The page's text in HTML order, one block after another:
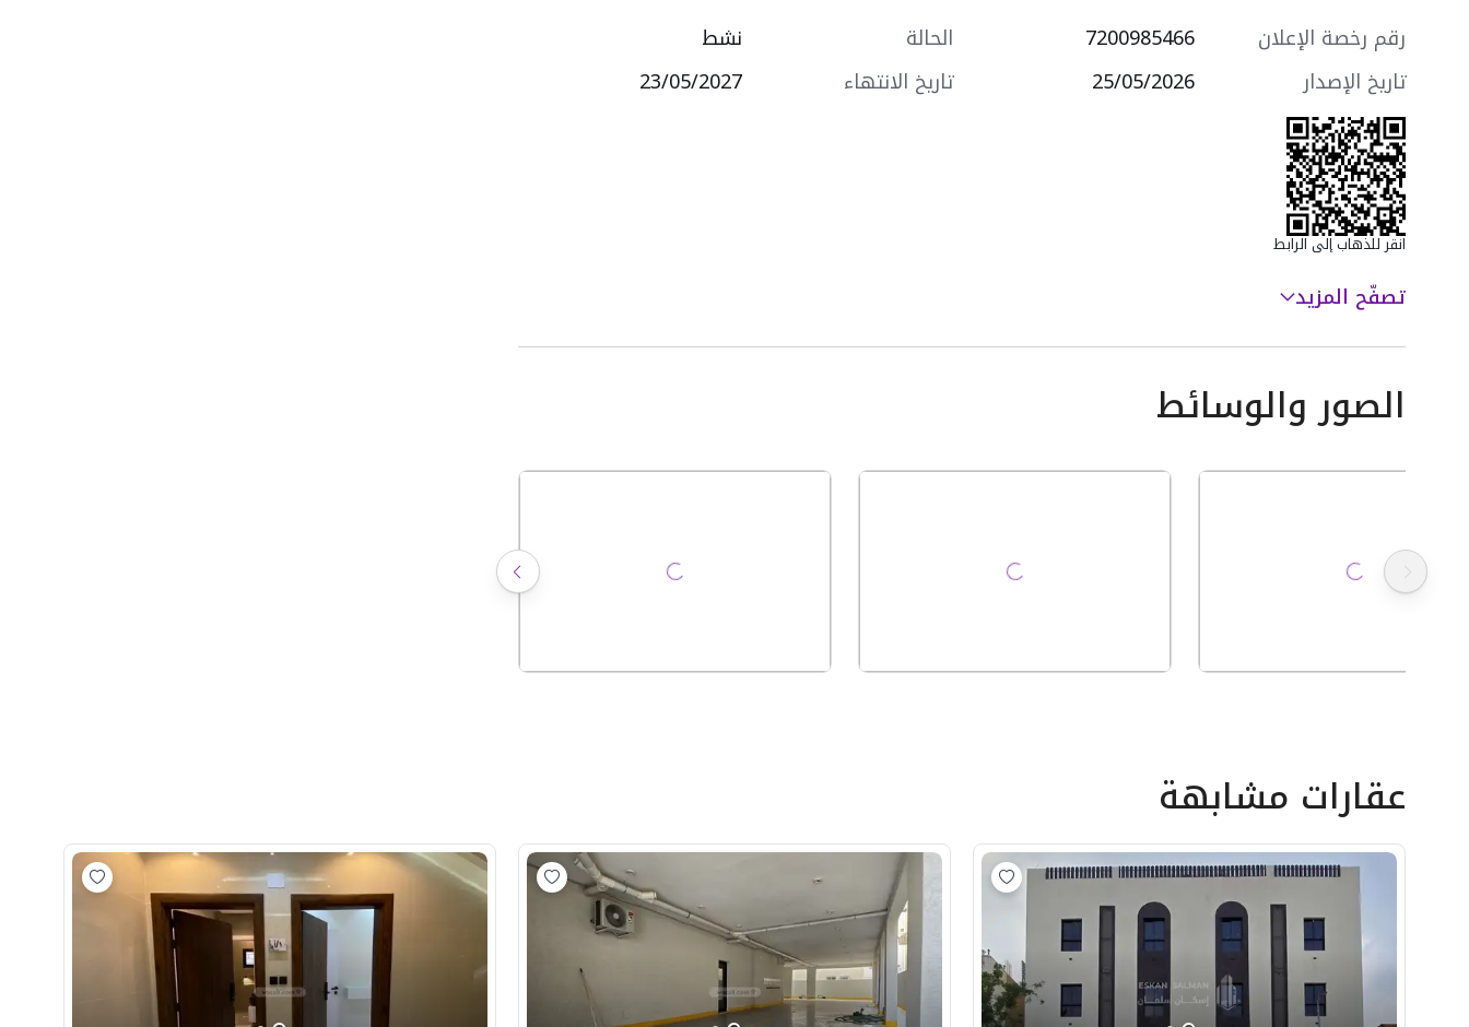
- تكييف شباك
- مصعد كهربائي
- كاميرات مراقبة
سعرها 450000 ر.س
رقم رخصة الإعلان 7200985466 الحالة
نشط
تاريخ الإصدار
25/05/2026 تاريخ الانتهاء 23/05/2027
انقر للذهاب إلى الرابط
تصفّح المزيد
الصور والوسائط
عقارات مشابهة